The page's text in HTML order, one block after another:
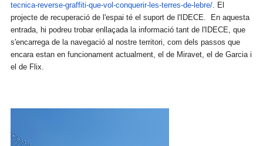
tecnica-reverse-graffiti-que-vol-conquerir-les-terres-de-lebre/. El
projecte de recuperació de l'espai té el suport de l'IDECE. En aquesta
entrada, hi podreu trobar enllaçada la informació tant de l'IDECE, que
s'encarrega de la navegació al nostre territori, com dels passos que
encara estan en funcionament actualment, el de Miravet, el de Garcia i
el de Flix.